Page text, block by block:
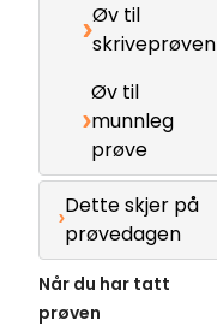
Øv til
skriveprøven
Øv til
munnleg
prøve
Dette skjer på
prøvedagen
Når du har tatt
prøven